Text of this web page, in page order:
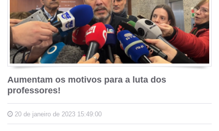
Aumentam os motivos para a luta dos
professores!
20 de janeiro de 2023 15:49:00